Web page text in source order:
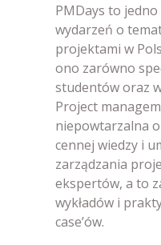
PMDays to
wydarzeń o
projektami w
ono zarówno
studentów oraz
Project
niepowtarzalna
cennej wiedzy i
zarządzania
ekspertów, a to
wykładów i
case’ów.